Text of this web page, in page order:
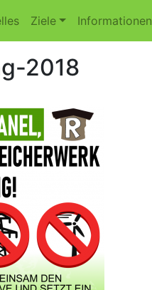
Ziele Informationen
2018